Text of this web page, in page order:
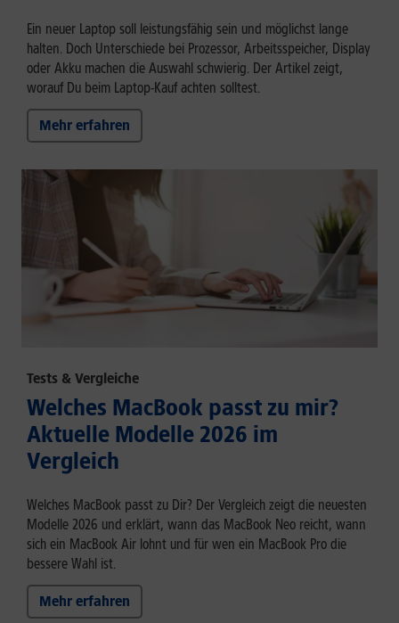
Ein neuer Laptop soll leistungsfähig sein und möglichst lange
halten. Doch Unterschiede bei Prozessor, Arbeitsspeicher, Display
oder Akku machen die Auswahl schwierig. Der Artikel zeigt,
worauf Du beim Laptop-Kauf achten solltest.
Mehr erfahren
Tests & Vergleiche
Welches MacBook passt zu mir?
Aktuelle Modelle 2026 im
Vergleich
Welches MacBook passt zu Dir? Der Vergleich zeigt die neuesten
Modelle 2026 und erklärt, wann das MacBook Neo reicht, wann
sich ein MacBook Air lohnt und für wen ein MacBook Pro die
bessere Wahl ist.
Mehr erfahren